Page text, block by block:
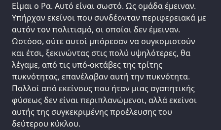
Είμαι ο Ρα. Αυτό είναι σωστό. Ως ομάδα έμειναν.
Υπήρχαν εκείνοι που συνδέονταν περιφερειακά με
αυτόν τον πολιτισμό, οι οποίοι δεν έμειναν.
Ωστόσο, ούτε αυτοί μπόρεσαν να συγκομιστούν
και έτσι, ξεκινώντας στις πολύ υψηλότερες, θα
λέγαμε, από τις υπό-οκτάβες της τρίτης
πυκνότητας, επανέλαβαν αυτή την πυκνότητα.
Πολλοί από εκείνους που ήταν μιας αγαπητικής
φύσεως δεν είναι περιπλανώμενοι, αλλά εκείνοι
αυτής της συγκεκριμένης προέλευσης του
δεύτερου κύκλου.